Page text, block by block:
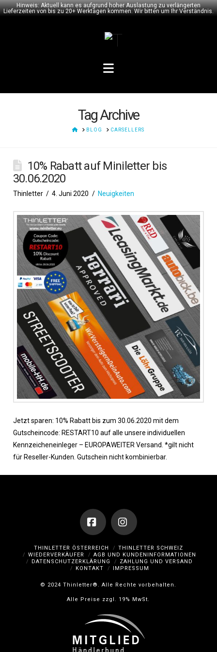
Hinweis: Aktuell kann es aufgrund hoher Auslastung zu verlängerten
Lieferzeiten von bis zu 20+ Werktagen kommen. Wir bitten um Ihr Verständnis.
Navigation
Tag Archive
HOMEBLOG CARSELLERS
10% Rabatt auf Miniletter bis
30.06.2020
Thinletter 4. Juni 2020 Neuigkeiten
Jetzt sparen: 10% Rabatt bis zum 30.06.2020 mit dem
Gutscheincode: RESTART10 auf alle unsere individuellen
Kennzeicheneinleger – EUROPAWEITER Versand. *gilt nicht
für Reseller-Kunden. Gutschein nicht kombinierbar.
FacebookInstagram
THINLETTER ÖSTERREICH
THINLETTER SCHWEIZ
WIEDERVERKÄUFER
AGB UND KUNDENINFORMATIONEN
DATENSCHUTZERKLÄRUNG
ZAHLUNG UND VERSAND
KONTAKT
IMPRESSUM
© 2024 Thinletter®. Alle Rechte vorbehalten.
Alle Preise zzgl. 19% MwSt.